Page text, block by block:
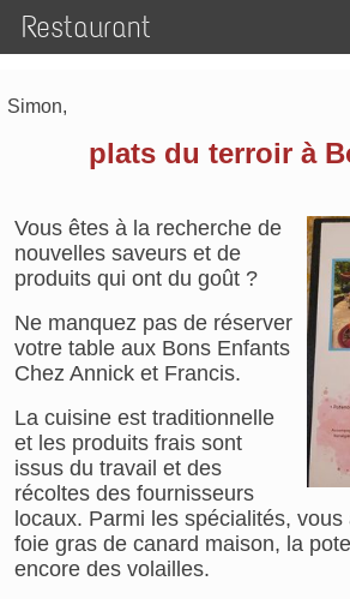
Restaurant
Simon,
plats du terroir à
Vous êtes à la recherche de
nouvelles saveurs et de
produits qui ont du goût ?
Ne manquez pas de réserver
votre table aux Bons Enfants
Chez Annick et Francis.
La cuisine est traditionnelle
et les produits frais sont
issus du travail et des
récoltes des fournisseurs
locaux. Parmi les spécialités,
foie gras de canard maison, la
encore des volailles.